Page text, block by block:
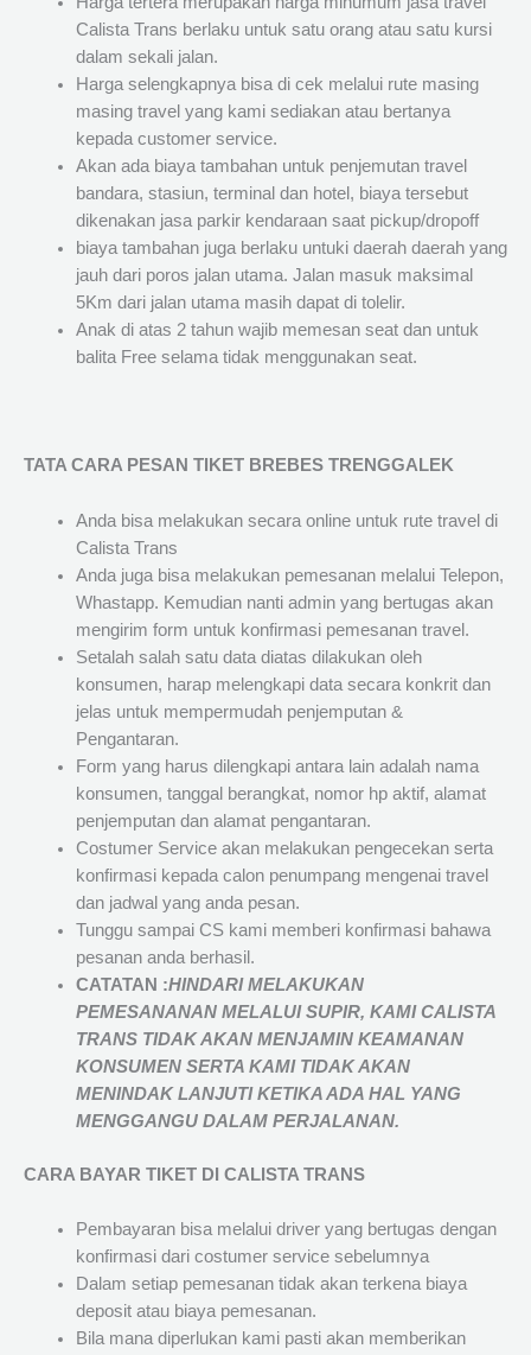
Calista Trans berlaku untuk satu orang atau satu kursi
dalam sekali jalan.
Harga selengkapnya bisa di cek melalui rute masing
masing travel yang kami sediakan atau bertanya
kepada customer service.
Akan ada biaya tambahan untuk penjemutan travel
bandara, stasiun, terminal dan hotel, biaya tersebut
dikenakan jasa parkir kendaraan saat pickup/dropoff
biaya tambahan juga berlaku untuki daerah daerah yang
jauh dari poros jalan utama. Jalan masuk maksimal
5Km dari jalan utama masih dapat di tolelir.
Anak di atas 2 tahun wajib memesan seat dan untuk
balita Free selama tidak menggunakan seat.
TATA CARA PESAN TIKET BREBES TRENGGALEK
Anda bisa melakukan secara online untuk rute travel di
Calista Trans
Anda juga bisa melakukan pemesanan melalui Telepon,
Whastapp. Kemudian nanti admin yang bertugas akan
mengirim form untuk konfirmasi pemesanan travel.
Setalah salah satu data diatas dilakukan oleh
konsumen, harap melengkapi data secara konkrit dan
jelas untuk mempermudah penjemputan &
Pengantaran.
Form yang harus dilengkapi antara lain adalah nama
konsumen, tanggal berangkat, nomor hp aktif, alamat
penjemputan dan alamat pengantaran.
Costumer Service akan melakukan pengecekan serta
konfirmasi kepada calon penumpang mengenai travel
dan jadwal yang anda pesan.
Tunggu sampai CS kami memberi konfirmasi bahawa
pesanan anda berhasil.
CATATAN :HINDARI MELAKUKAN
PEMESANANAN MELALUI SUPIR, KAMICALISTA
TRANSTIDAK AKAN MENJAMINKEAMANAN
KONSUMEN SERTA KAMI TIDAK AKAN
MENINDAK LANJUTI KETIKA ADA HAL YANG
MENGGANGU DALAM PERJALANAN.
CARA BAYAR TIKET DI CALISTA TRANS
Pembayaran bisa melalui driver yang bertugas dengan
konfirmasi dari costumer service sebelumnya
Dalam setiap pemesanan tidak akan terkena biaya
deposit atau biaya pemesanan.
Bila mana diperlukan kami pasti akan memberikan